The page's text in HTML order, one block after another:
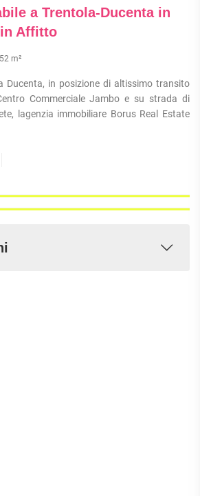
METROPOLITANA
VILLETTE
a Trentola-Ducenta in
Affitto
m²
Ducenta, in posizione di altissimo transito
Commerciale Jambo e su strada di
lagenzia immobiliare Borus Real Estate